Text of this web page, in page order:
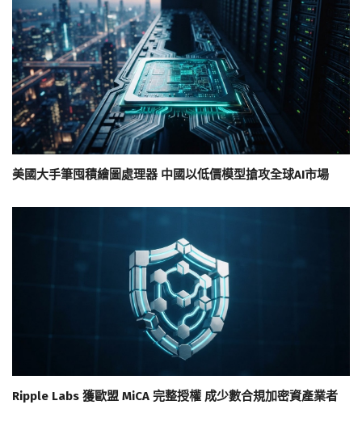
美國大手筆囤積繪圖處理器 中國以低價模型搶攻全球AI市場
Ripple Labs 獲歐盟 MiCA 完整授權 成少數合規加密資產業者